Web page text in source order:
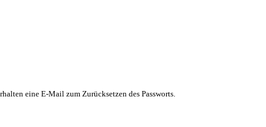
eine E-Mail zum Zurücksetzen des Passworts.